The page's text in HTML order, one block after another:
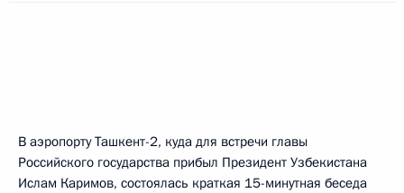
В аэропорту Ташкент-2, куда для встречи главы
Российского государства прибыл Президент Узбекистана
Ислам Каримов, состоялась краткая 15-минутная беседа